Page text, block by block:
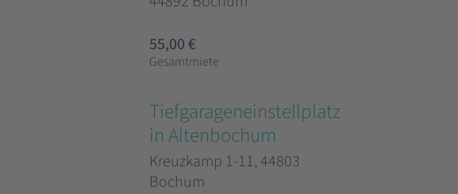
55,00 €
Gesamtmiete
Tiefgarageneinstellplatz
in Altenbochum
Kreuzkamp 1-11, 44803
Bochum